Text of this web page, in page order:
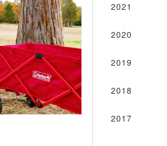
2021
2020
2019
2018
2017